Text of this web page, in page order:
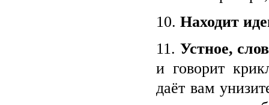
10. Находит
11. Устное,
и говорит
даёт вам